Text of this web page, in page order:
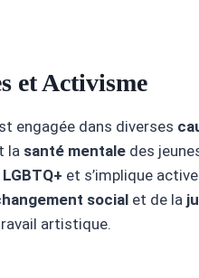
et Activisme
engagée dans diverses
la santé mentale des
et s’implique
social et de la
artistique.